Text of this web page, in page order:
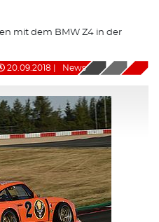
mit dem BMW Z4 in der
20.09.2018 News